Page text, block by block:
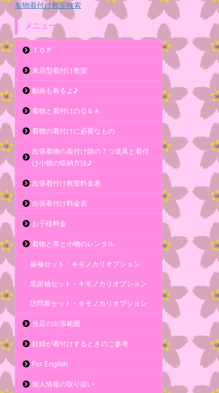
着物着付け教室検索
メニュー
ＴＯＰ
来店型着付け教室
動画も有るよ♪
着物と着付けのＱ＆Ａ
着物の着付けに必要なもの
出張着物の着付け師の７つ道具と着付
け小物の収納方法♪
出張着付け教室料金表
出張着付け料金表
お子様料金
着物と帯と小物のレンタル
振袖セット・キモノカリオプション
黒留袖セット・キモノカリオプション
訪問着セット・キモノカリオプション
当店の出張範囲
妊婦が着付けするときのご参考
For English
個人情報の取り扱い